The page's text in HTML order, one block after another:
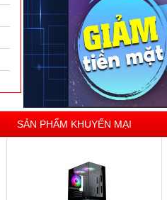
SẢN PHẨM KHUYẾN MẠI